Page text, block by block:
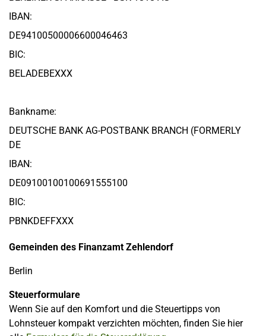
IBAN:
DE94100500006600046463
BIC:
BELADEBEXXX
Bankname:
DEUTSCHE BANK AG-POSTBANK BRANCH (FORMERLY
DE
IBAN:
DE09100100100691555100
BIC:
PBNKDEFFXXX
Gemeinden des Finanzamt Zehlendorf
Berlin
Steuerformulare
Wenn Sie auf den Komfort und die Steuertipps von
Lohnsteuer kompakt verzichten möchten, finden Sie hier